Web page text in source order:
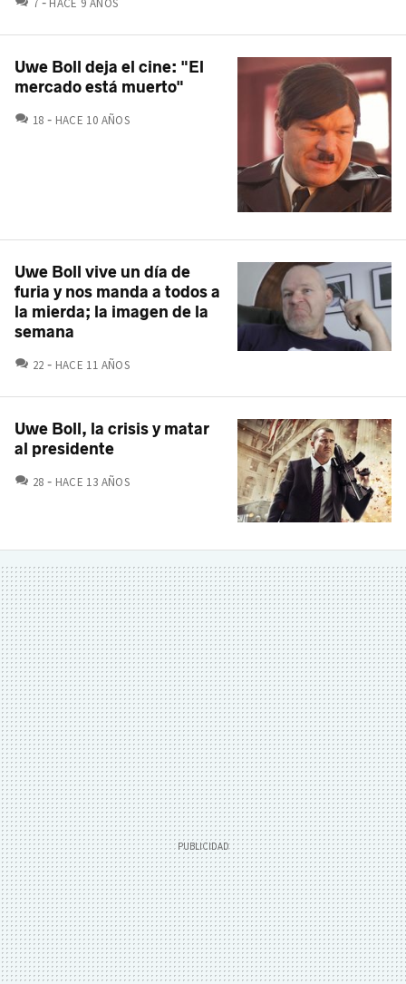
7 HACE 9 AÑOS
Uwe Boll deja el cine: "El
mercado está muerto"
18 COMENTARIOS
HACE 10 AÑOS
Uwe Boll vive un día de
furia y nos manda a todos a
la mierda; la imagen de la
semana
22 COMENTARIOS
HACE 11 AÑOS
Uwe Boll, la crisis y matar
al presidente
28 COMENTARIOS
HACE 13 AÑOS